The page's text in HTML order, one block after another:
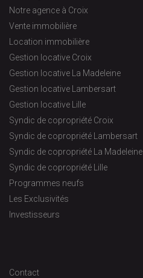
Notre agence à Croix
Vente immobilière
Location immobilière
Gestion locative Croix
Gestion locative La Madeleine
Gestion locative Lambersart
Gestion locative Lille
Syndic de copropriété Croix
Syndic de copropriété Lambersart
Syndic de copropriété La Madeleine
Syndic de copropriété Lille
Programmes neufs
Les Exclusivités
Investisseurs
Contact